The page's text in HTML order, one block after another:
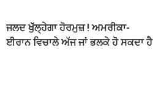
ਜਲਦ ਖੁੱਲ੍ਹੇਗਾ ਹੋਰਮੁਜ਼ ! ਅਮਰੀਕਾ-
ਈਰਾਨ ਵਿਚਾਲੇ ਅੱਜ ਜਾਂ ਭਲਕੇ ਹੋ ਸਕਦਾ ਹੈ